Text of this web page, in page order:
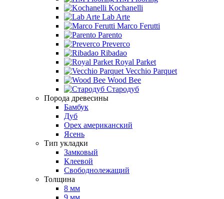
Kochanelli
Lab Arte
Marco Ferutti
Parento
Preverco
Ribadao
Royal Parket
Vecchio Parquet
Wood Bee
Стародуб
Порода древесины
Бамбук
Дуб
Орех американский
Ясень
Тип укладки
Замковый
Клеевой
Свободнолежащий
Толщина
8 мм
9 мм